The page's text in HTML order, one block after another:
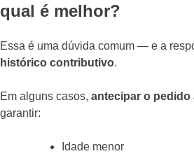
qual é melhor?
Essa é uma dúvida comum — e a
histórico contributivo.
Em alguns casos, antecipar o pedido
garantir:
Idade menor